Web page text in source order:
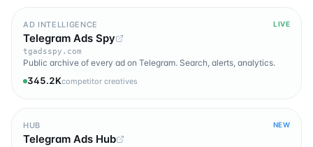
AD INTELLIGENCE LIVE
Telegram Ads Spy
tgadsspy.com
Public archive of every ad on Telegram. Search, alerts, analytics.
345.2Kcompetitor creatives
HUB NEW
Telegram Ads Hub